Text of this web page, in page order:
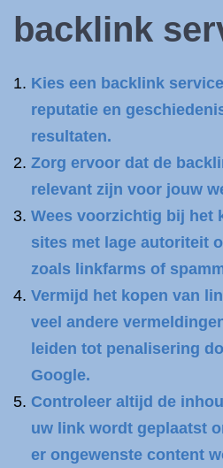
backlink
Kies een backlink
reputatie en
resultaten.
Zorg ervoor dat de
relevant zijn voor jouw
Wees voorzichtig bij het
sites met lage autoriteit
zoals linkfarms of
Vermijd het kopen van
veel andere
leiden tot penalisering
Google.
Controleer altijd de
uw link wordt geplaatst
er ongewenste content